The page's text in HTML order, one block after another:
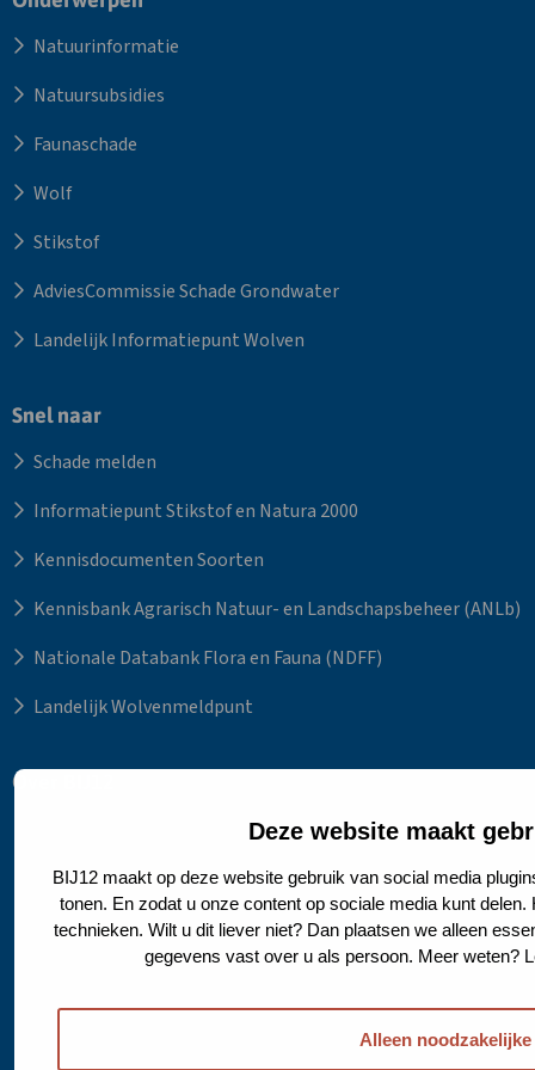
Deze website maakt
BIJ12 maakt op deze website gebruik van social media
tonen. En zodat u onze content op sociale media kunt
technieken. Wilt u dit liever niet? Dan plaatsen we alleen
gegevens vast over u als persoon. Meer weten?
Alleen
Natuurinformatie
Natuursubsidies
Faunaschade
Wolf
Stikstof
AdviesCommissie Schade Grondwater
Landelijk Informatiepunt Wolven
Snel naar
Schade melden
Informatiepunt Stikstof en Natura 2000
Kennisdocumenten Soorten
Kennisbank Agrarisch Natuur- en Landschapsbeheer (ANLb)
Nationale Databank Flora en Fauna (NDFF)
Landelijk Wolvenmeldpunt
Over BIJ12
Wie wij zijn?
Vergaderen bij BIJ12